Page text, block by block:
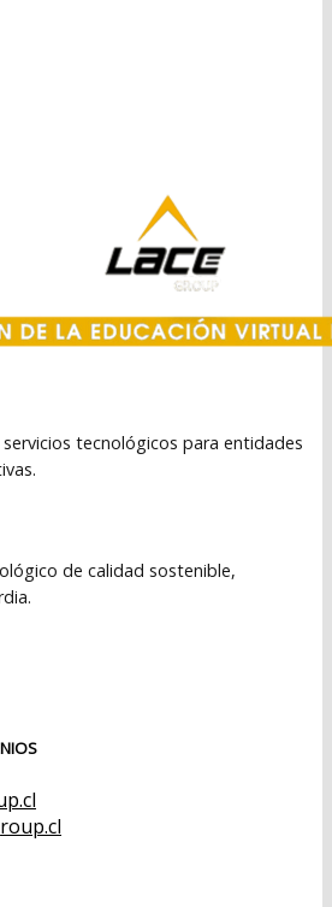
tecnológicos para entidades
de calidad sostenible,